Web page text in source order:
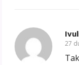
27